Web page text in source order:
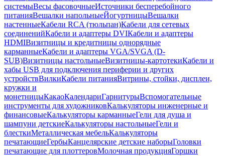
системыВесы фасовочныеИсточники бесперебойного
питанияВешалки напольныеЙогуртницыВешалки
настенныеКабели RCA (тюльпан)Кабели для сетевых
соединенийКабели и адаптеры DVIКабели и адаптеры
HDMIВизитницы и кредитницы однорядные
карманныеКабели и адаптеры VGA/SVGA (D-
SUB)Визитницы настольныеВизитницы-картотекиКабели и
хабы USB для подключения периферии и других
устройствВилкиКабели питанияВитрины, стойки, дисплеи,
кружки и
монетницыКакаоКалендариГарнитурыВспомогательные
инструменты для художниковКалькуляторы инженерные и
финансовыеКалькуляторы карманныеГели для душа и
шампуни детскиеКалькуляторы настольныеГели и
блесткиМеталлическая мебельКалькуляторы
печатающиеГербыКанцелярские детские наборыГоловки
печатающие для плоттеровМолочная продукцияГоршки